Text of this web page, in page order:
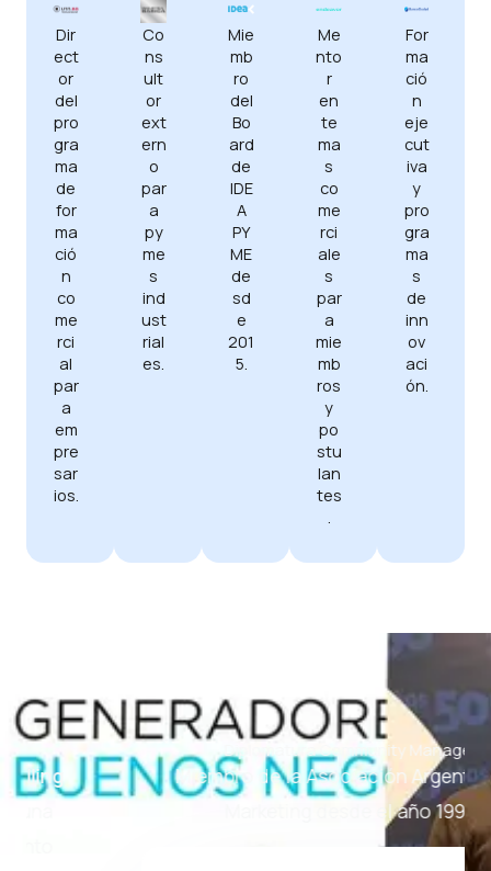
Dir
ect
or
del
pro
gra
ma
de
for
ma
ció
n
co
me
rci
al
par
a
em
pre
sar
ios.
Co
ns
ult
or
ext
ern
o
par
a
py
me
s
ind
ust
rial
es.
Mie
mb
ro
del
Bo
ard
de
IDE
A
PY
ME
de
sd
e
201
5.
Me
nto
r
en
te
ma
s
co
me
rci
ale
s
par
a
mie
mb
ros
y
po
stu
lan
tes
For
ma
ció
n
eje
cut
iva
y
pro
gra
ma
s
de
inn
ov
aci
ón.
Diplomatura Community Manager
Miembro de la Asociación Argentina de